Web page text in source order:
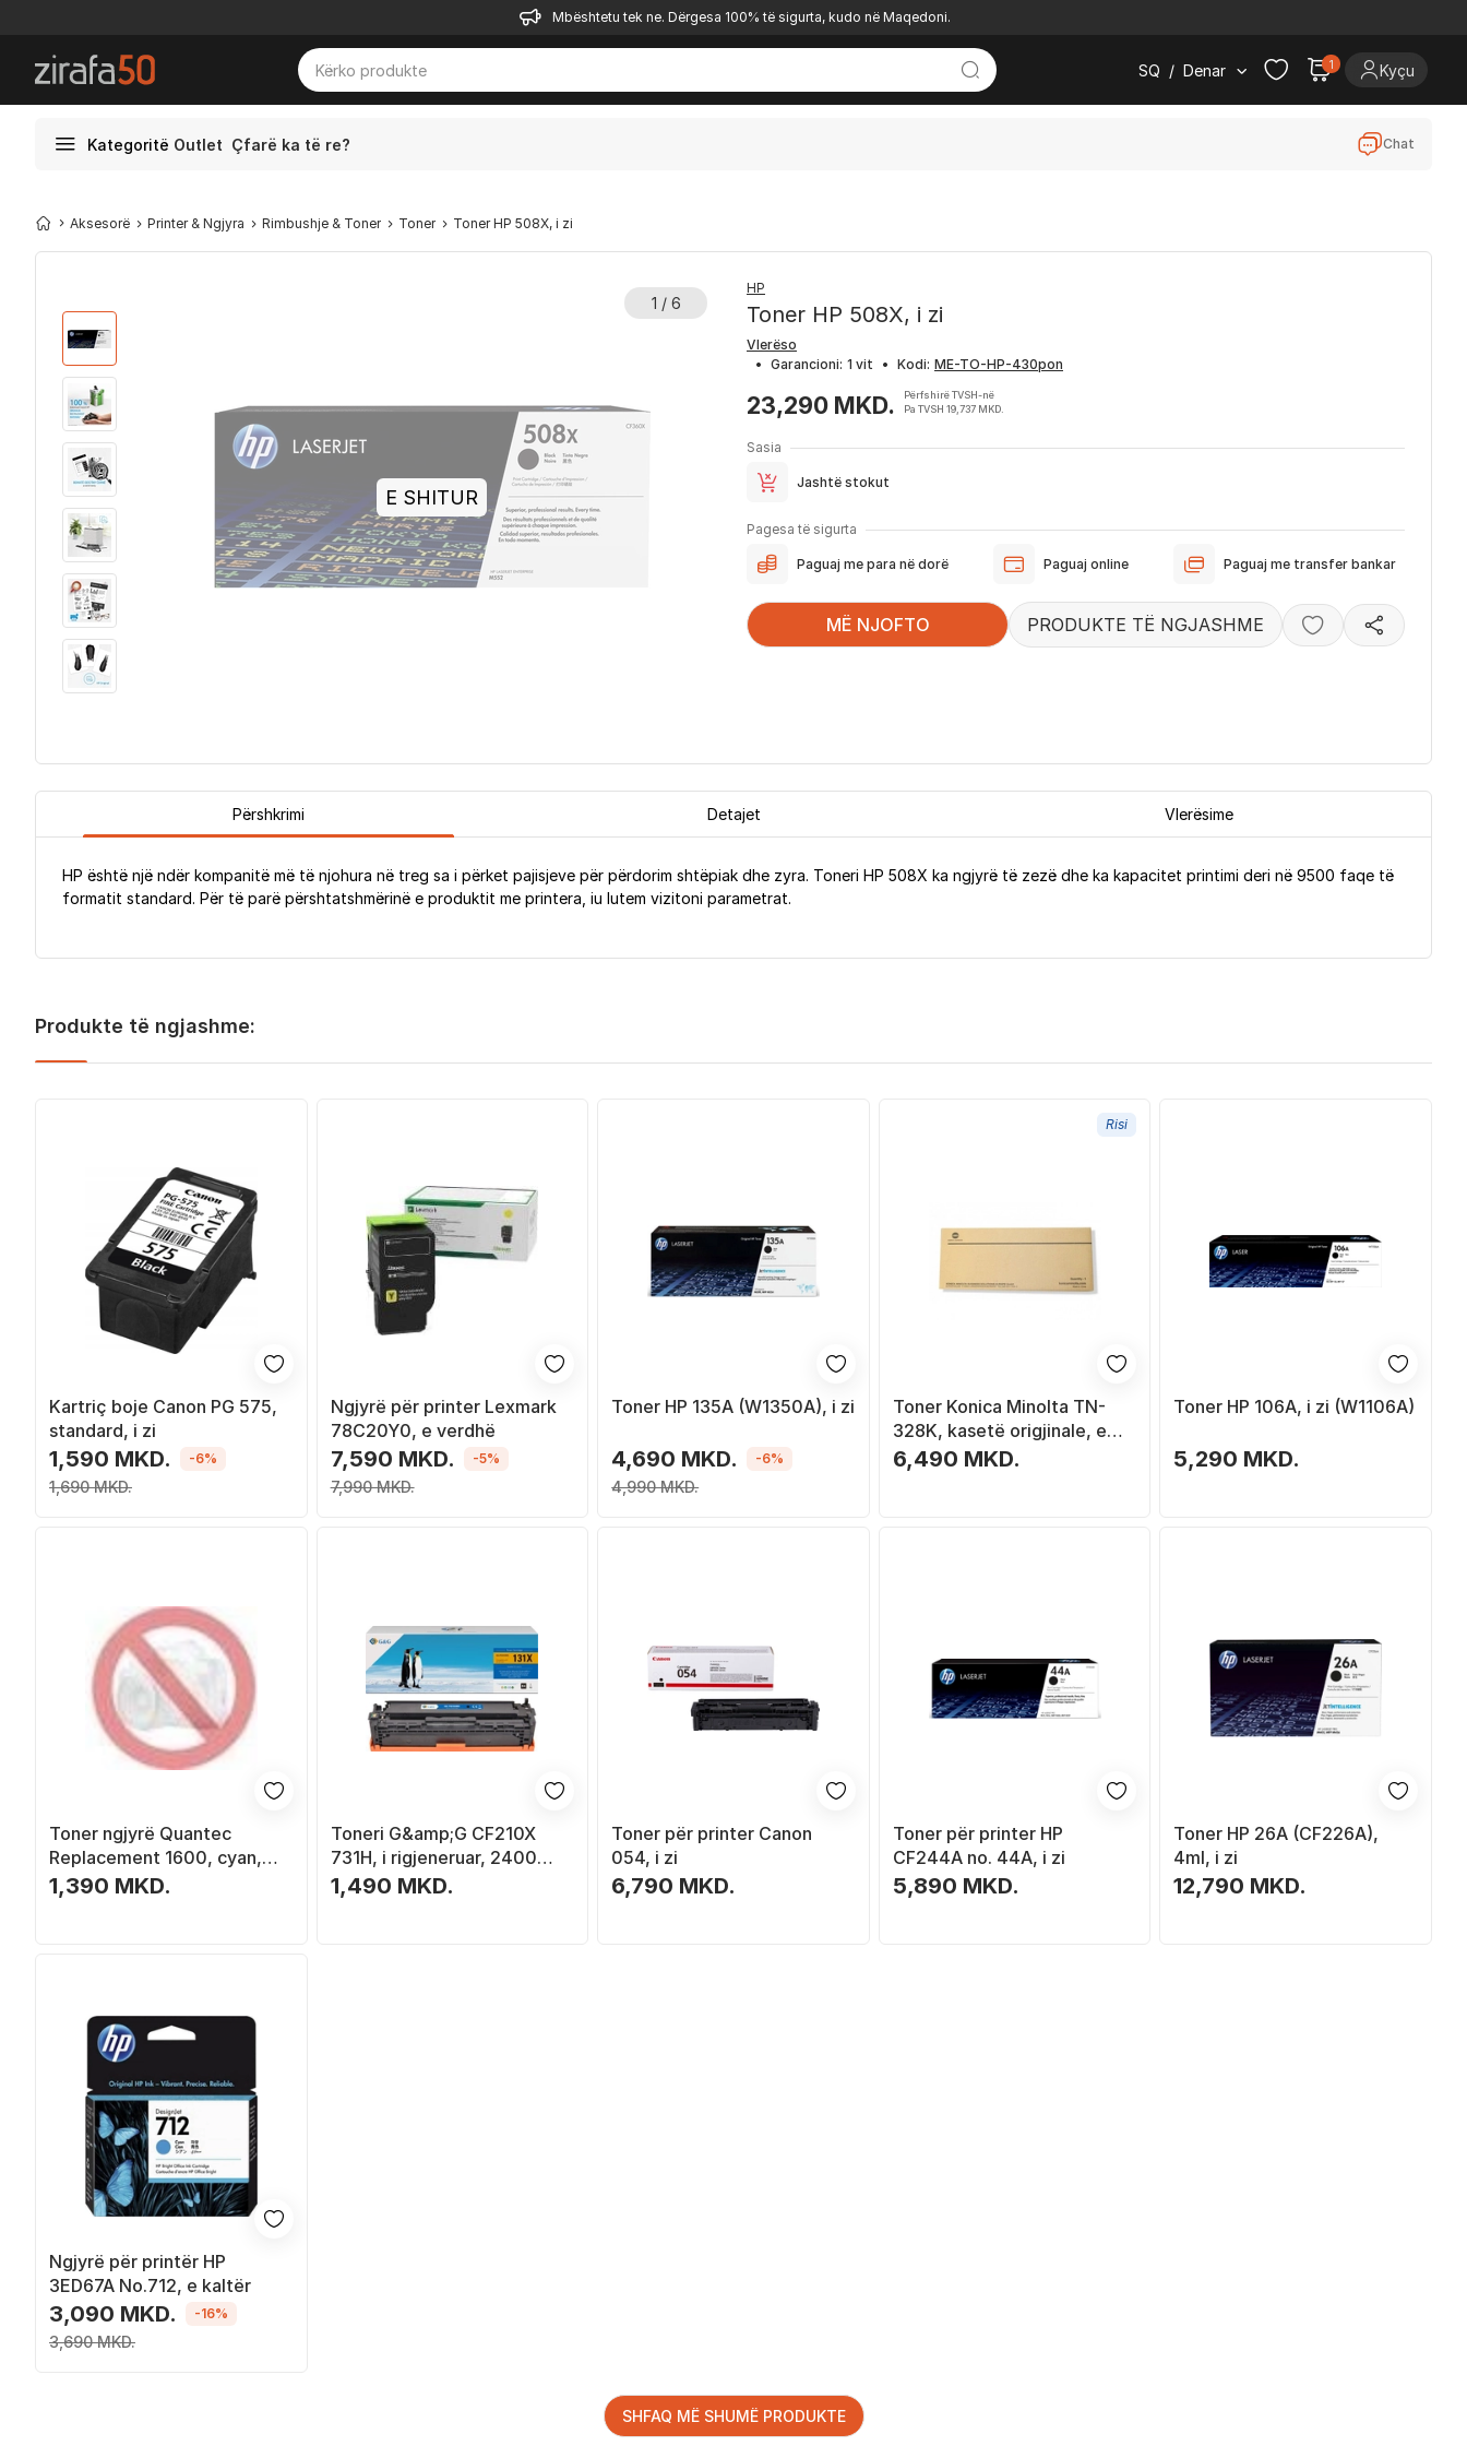
Mbështetu tek ne. Dërgesa 100% të sigurta, kudo në Maqedoni.
SQ / Denar 1 Kyçu
Kategoritë Outlet Çfarë ka të re? Chat
Aksesorë Printer & Ngjyra Rimbushje & Toner Toner Toner HP 508X, i zi
1 / 6
E SHITUR
HP
Toner HP 508X, i zi
Vlerëso
• Garancioni: 1 vit • Kodi:
23,290 MKD.
Përfshirë TVSH-në
Pa TVSH 19,737 MKD.
Sasia
Jashtë stokut
Pagesa të sigurta
Paguaj me para në dorë Paguaj online Paguaj me transfer bankar
MË NJOFTO PRODUKTE TË NGJASHME
Përshkrimi Detajet Vlerësime
HP është një ndër kompanitë më të njohura në treg sa i përket pajisjeve për përdorim shtëpiak dhe zyra. Toneri HP 508X ka ngjyrë të zezë dhe ka kapacitet printimi deri në 9500 faqe të
formatit standard. Për të parë përshtatshmërinë e produktit me printera, iu lutem vizitoni parametrat.
Produkte të ngjashme:
Kartriç boje Canon PG 575,
standard, i zi
1,590 MKD.
1,690 MKD.
-6%
Ngjyrë për printer Lexmark
78C20Y0, e verdhë
7,590 MKD.
7,990 MKD.
-5%
Toner HP 135A (W1350A), i zi
4,690 MKD.
4,990 MKD.
-6%
Risi
Toner Konica Minolta TN-
328K, kasetë origjinale, e
zezë
6,490 MKD.
Toner HP 106A, i zi (W1106A)
5,290 MKD.
Toner ngjyrë Quantec
Replacement 1600, cyan,
deri 2500 faqe, kompatibil
1,390 MKD.
Toneri G&amp;G CF210X
731H, i rigjeneruar, 2400
faqe, i zi
1,490 MKD.
Toner për printer Canon
054, i zi
6,790 MKD.
Toner për printer HP
CF244A no. 44A, i zi
5,890 MKD.
Toner HP 26A (CF226A),
4ml, i zi
12,790 MKD.
Ngjyrë për printër HP
3ED67A No.712, e kaltër
3,090 MKD.
3,690 MKD.
-16%
SHFAQ MË SHUMË PRODUKTE